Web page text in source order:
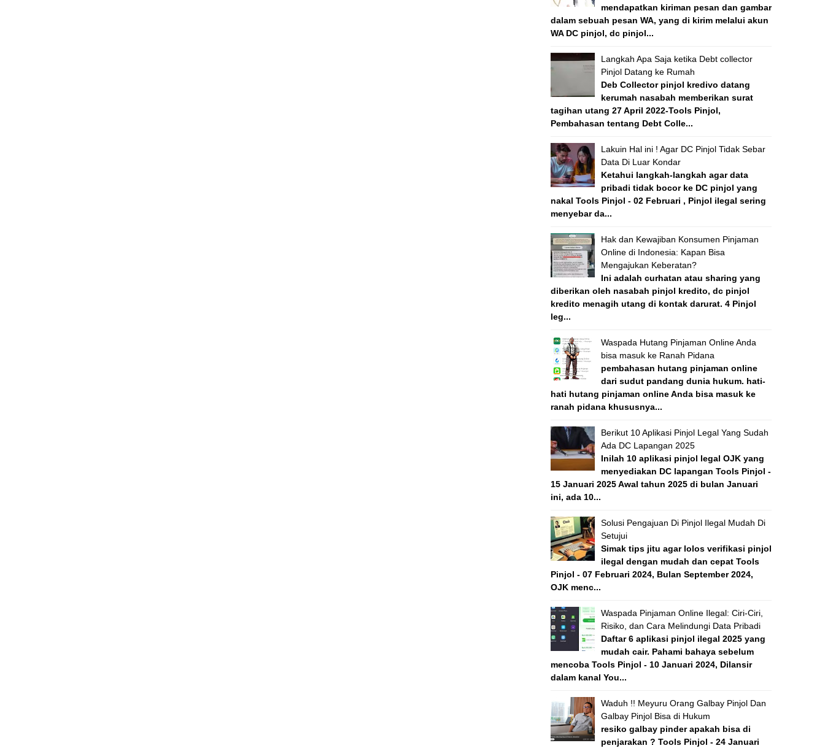
mendapatkan kiriman pesan dan gambar
dalam sebuah pesan WA, yang di kirim melalui akun
WA DC pinjol, dc pinjol...
Langkah Apa Saja ketika Debt collector
Pinjol Datang ke Rumah
Deb Collector pinjol kredivo datang
kerumah nasabah memberikan surat
tagihan utang 27 April 2022-Tools Pinjol,
Pembahasan tentang Debt Colle...
Lakuin Hal ini ! Agar DC Pinjol Tidak Sebar
Data Di Luar Kondar
Ketahui langkah-langkah agar data
pribadi tidak bocor ke DC pinjol yang
nakal Tools Pinjol - 02 Februari , Pinjol ilegal sering
menyebar da...
Hak dan Kewajiban Konsumen Pinjaman
Online di Indonesia: Kapan Bisa
Mengajukan Keberatan?
Ini adalah curhatan atau sharing yang
diberikan oleh nasabah pinjol kredito, dc pinjol
kredito menagih utang di kontak darurat. 4 Pinjol
leg...
Waspada Hutang Pinjaman Online Anda
bisa masuk ke Ranah Pidana
pembahasan hutang pinjaman online
dari sudut pandang dunia hukum. hati-
hati hutang pinjaman online Anda bisa masuk ke
ranah pidana khususnya...
Berikut 10 Aplikasi Pinjol Legal Yang Sudah
Ada DC Lapangan 2025
Inilah 10 aplikasi pinjol legal OJK yang
menyediakan DC lapangan Tools Pinjol -
15 Januari 2025 Awal tahun 2025 di bulan Januari
ini, ada 10...
Solusi Pengajuan Di Pinjol Ilegal Mudah Di
Setujui
Simak tips jitu agar lolos verifikasi pinjol
ilegal dengan mudah dan cepat Tools
Pinjol - 07 Februari 2024, Bulan September 2024,
OJK menc...
Waspada Pinjaman Online Ilegal: Ciri-Ciri,
Risiko, dan Cara Melindungi Data Pribadi
Daftar 6 aplikasi pinjol ilegal 2025 yang
mudah cair. Pahami bahaya sebelum
mencoba Tools Pinjol - 10 Januari 2024, Dilansir
dalam kanal You...
Waduh !! Meyuru Orang Galbay Pinjol Dan
Galbay Pinjol Bisa di Hukum
resiko galbay pinder apakah bisa di
penjarakan ? Tools Pinjol - 24 Januari